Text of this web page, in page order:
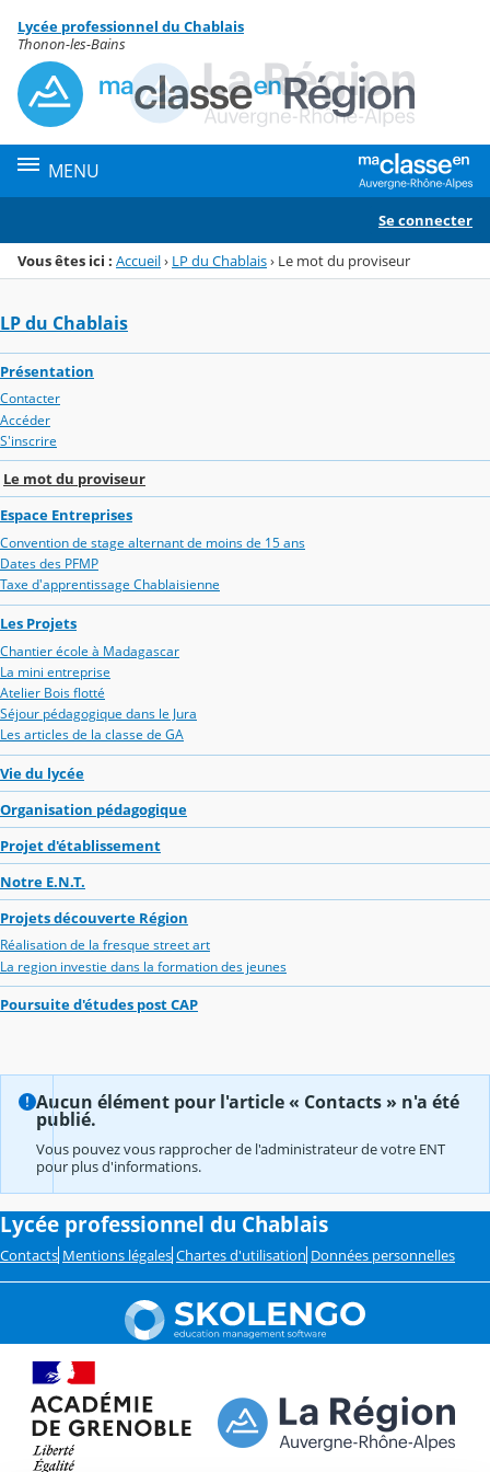
Menu de la rubrique
Contenu
Lycée professionnel du Chablais
Thonon-les-Bains
MENU
Se connecter
Vous êtes ici : Accueil› LP du Chablais› Le mot du proviseur
LP du Chablais
Présentation
Contacter
Accéder
S'inscrire
Le mot du proviseur
Espace Entreprises
Convention de stage alternant de moins de 15 ans
Dates des PFMP
Taxe d'apprentissage Chablaisienne
Les Projets
Chantier école à Madagascar
La mini entreprise
Atelier Bois flotté
Séjour pédagogique dans le Jura
Les articles de la classe de GA
Vie du lycée
Organisation pédagogique
Projet d'établissement
Notre E.N.T.
Projets découverte Région
Réalisation de la fresque street art
La region investie dans la formation des jeunes
Poursuite d'études post CAP
Aucun élément pour l'article « Contacts » n'a été
publié.
Vous pouvez vous rapprocher de l'administrateur de votre ENT
pour plus d'informations.
Lycée professionnel du Chablais
Contacts Mentions légales Chartes d'utilisation Données personnelles